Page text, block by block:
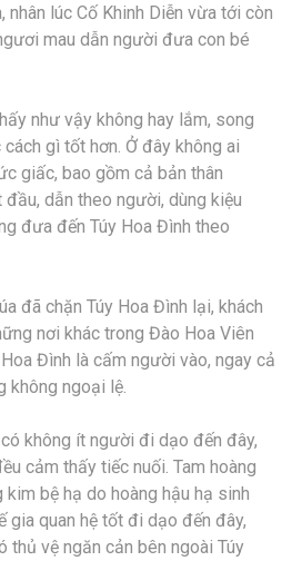
nhân lúc Cố Khinh Diễn vừa tới còn
mau dẫn người đưa con bé
như vậy không hay lắm, song
gì tốt hơn. Ở đây không ai
giấc, bao gồm cả bản thân
dẫn theo người, dùng kiệu
đưa đến Túy Hoa Đình theo
đã chặn Túy Hoa Đình lại, khách
nơi khác trong Đào Hoa Viên
Đình là cấm người vào, ngay cả
không ngoại lệ.
không ít người đi dạo đến đây,
cảm thấy tiếc nuối. Tam hoàng
bệ hạ do hoàng hậu hạ sinh
gia quan hệ tốt đi dạo đến đây,
thủ vệ ngăn cản bên ngoài Túy